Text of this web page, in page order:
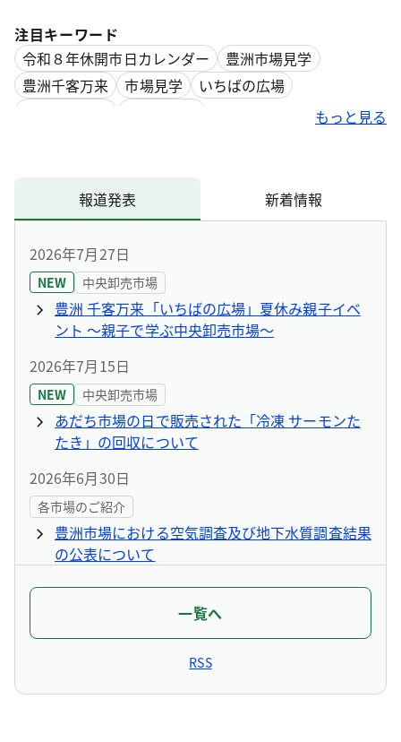
注目キーワード
令和８年休開市日カレンダー
豊洲市場見学
豊洲千客万来
市場見学
いちばの広場
もっと見る
報道発表 新着情報
2026年7月27日
NEW 中央卸売市場
豊洲 千客万来「いちばの広場」夏休み親子イベ
ント ～親子で学ぶ中央卸売市場～
2026年7月15日
NEW 中央卸売市場
あだち市場の日で販売された「冷凍 サーモンた
たき」の回収について
2026年6月30日
各市場のご紹介
豊洲市場における空気調査及び地下水質調査結果
の公表について
2026年6月4日
「東京都中央卸売市場会計 経営レポート」につ
2026年3月27日
一覧へ
RSS